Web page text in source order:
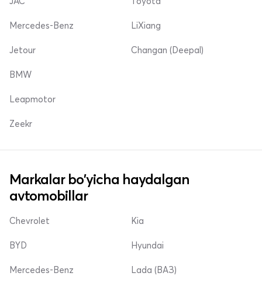
Mercedes-Benz
Jetour
LiXiang
Changan (Deepal)
BMW
Leapmotor
Zeekr
Markalar bo'yicha haydalgan
avtomobillar
Chevrolet
BYD
Mercedes-Benz
Kia
Hyundai
Lada (ВАЗ)